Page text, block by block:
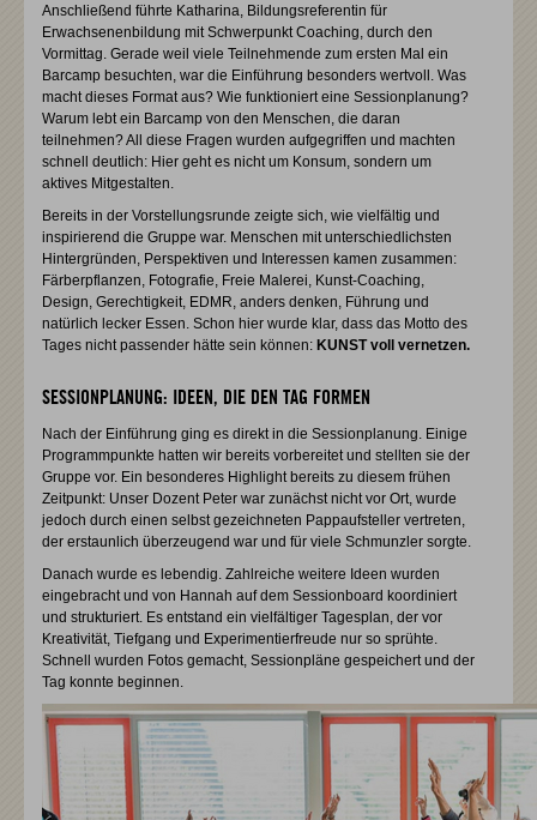
Anschließend führte Katharina, Bildungsreferentin für
Erwachsenenbildung mit Schwerpunkt Coaching, durch den
Vormittag. Gerade weil viele Teilnehmende zum ersten Mal ein
Barcamp besuchten, war die Einführung besonders wertvoll. Was
macht dieses Format aus? Wie funktioniert eine Sessionplanung?
Warum lebt ein Barcamp von den Menschen, die daran
teilnehmen? All diese Fragen wurden aufgegriffen und machten
schnell deutlich: Hier geht es nicht um Konsum, sondern um
aktives Mitgestalten.
Bereits in der Vorstellungsrunde zeigte sich, wie vielfältig und
inspirierend die Gruppe war. Menschen mit unterschiedlichsten
Hintergründen, Perspektiven und Interessen kamen zusammen:
Färberpflanzen, Fotografie, Freie Malerei, Kunst-Coaching,
Design, Gerechtigkeit, EDMR, anders denken, Führung und
natürlich lecker Essen. Schon hier wurde klar, dass das Motto des
Tages nicht passender hätte sein können: KUNST voll vernetzen.
SESSIONPLANUNG: IDEEN, DIE DEN TAG FORMEN
Nach der Einführung ging es direkt in die Sessionplanung. Einige
Programmpunkte hatten wir bereits vorbereitet und stellten sie der
Gruppe vor. Ein besonderes Highlight bereits zu diesem frühen
Zeitpunkt: Unser Dozent Peter war zunächst nicht vor Ort, wurde
jedoch durch einen selbst gezeichneten Pappaufsteller vertreten,
der erstaunlich überzeugend war und für viele Schmunzler sorgte.
Danach wurde es lebendig. Zahlreiche weitere Ideen wurden
eingebracht und von Hannah auf dem Sessionboard koordiniert
und strukturiert. Es entstand ein vielfältiger Tagesplan, der vor
Kreativität, Tiefgang und Experimentierfreude nur so sprühte.
Schnell wurden Fotos gemacht, Sessionpläne gespeichert und der
Tag konnte beginnen.